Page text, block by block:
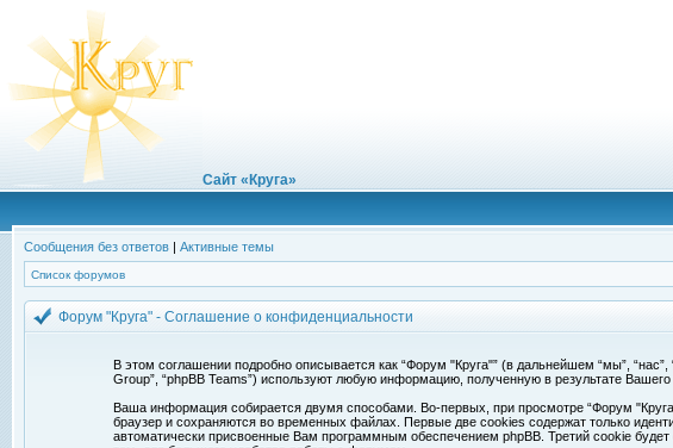
Сайт «Круга»
Сообщения без ответов | Активные темы
Список форумов
Форум "Круга" - Соглашение о конфиденциальности
В этом соглашении подробно описывается как “Форум "Круга"” (в дальнейшем “мы”,
Group”, “phpBB Teams”) используют любую информацию, полученную в результате
Ваша информация собирается двумя способами. Во-первых, при просмотре “Форум
браузер и сохраняются во временных файлах. Первые две cookies содержат только
автоматически присвоенные Вам программным обеспечением phpBB. Третий cookie